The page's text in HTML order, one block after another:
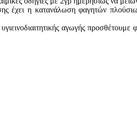
έχει η κατανάλωση φαγητών
αγωγής